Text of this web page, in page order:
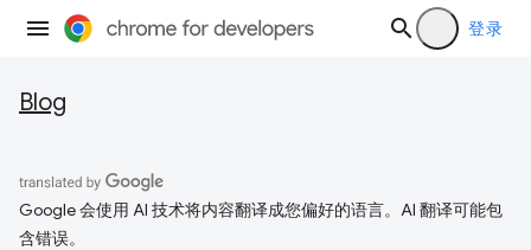
登录
Blog
Google 会使用 AI 技术将内容翻译成您偏好的语言。AI 翻译可能包
含错误。